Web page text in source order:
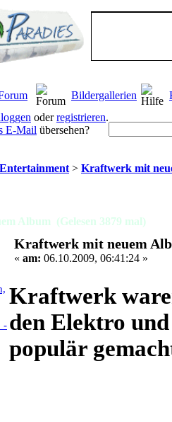
Bildergallerien
oderregistrieren.
E-Mail übersehen?
Entertainment > Kraftwerk mit
Album (Gelesen 3879 mal)
-
Kraftwerk mit neuem
« am: 06.10.2009, 06:41:24 »
Kraftwerk
den Elektro
populär